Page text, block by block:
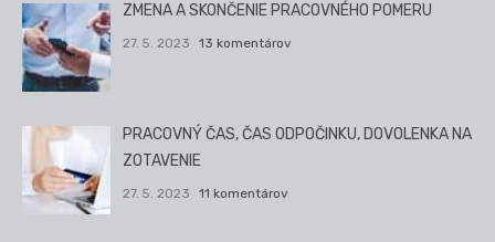
ZMENA A SKONČENIE PRACOVNÉHO POMERU
27. 5. 2023 13 komentárov
PRACOVNÝ ČAS, ČAS ODPOČINKU, DOVOLENKA NA
ZOTAVENIE
27. 5. 2023 11 komentárov